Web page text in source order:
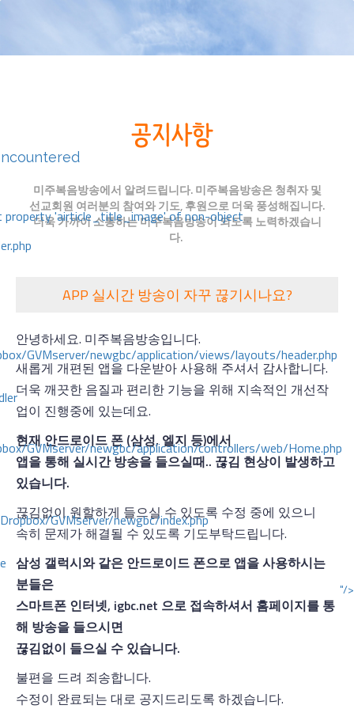
property 'airticle_title_image' of non-object
GVMserver/newgbc/application/views/layouts/header.php
GVMserver/newgbc/application/controllers/web/Home.php
GVMserver/newgbc/index.php
"/>
미주복음방송에서 알려드립니다. 미주복음방송은 청취자 및
선교회원 여러분의 참여와 기도, 후원으로 더욱 풍성해집니다.
더욱 가까이 소통하는 미주복음방송이 되도록 노력하겠습니
다.
APP 실시간 방송이 자꾸 끊기시나요?
안녕하세요. 미주복음방송입니다.
새롭게 개편된 앱을 다운받아 사용해 주셔서 감사합니다.
더욱 깨끗한 음질과 편리한 기능을 위해 지속적인 개선작
업이 진행중에 있는데요.
현재 안드로이드 폰 (삼성, 엘지 등)에서
앱을 통해 실시간 방송을 들으실때.. 끊김 현상이 발생하고
있습니다.
끊김없이 원할하게 들으실 수 있도록 수정 중에 있으니
속히 문제가 해결될 수 있도록 기도부탁드립니다.
삼성 갤럭시와 같은 안드로이드 폰으로 앱을 사용하시는
분들은
스마트폰 인터넷, igbc.net 으로 접속하셔서 홈페이지를 통
해 방송을 들으시면
끊김없이 들으실 수 있습니다.
불편을 드려 죄송합니다.
수정이 완료되는 대로 공지드리도록 하겠습니다.